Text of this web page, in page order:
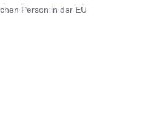
Person in der EU